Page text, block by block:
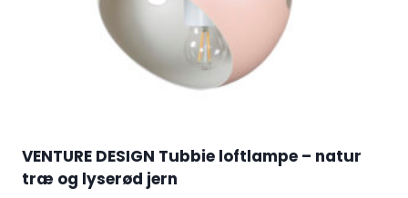
VENTURE DESIGN Tubbie loftlampe – natur
træ og lyserød jern